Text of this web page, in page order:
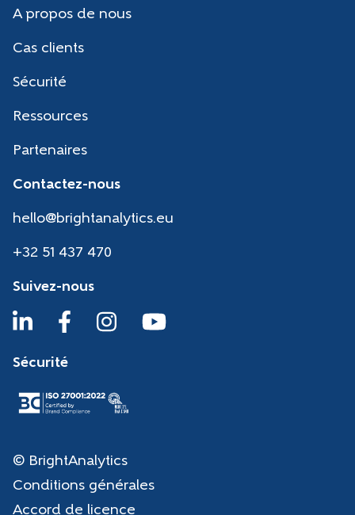
A propos de nous
Cas clients
Sécurité
Ressources
Partenaires
Contactez-nous
hello@brightanalytics.eu
+32 51 437 470
Suivez-nous
Sécurité
© BrightAnalytics
Conditions générales
Accord de licence